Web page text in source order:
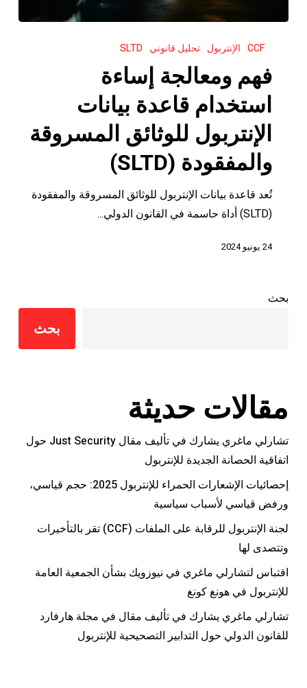
ومعالجة
إساءة
استخدام
قاعدة
بيانات
الإنتربول
للوثائق
والمفقودة
CCF الإنتربول تحليل قانوني SLTD
فهم ومعالجة إساءة
استخدام قاعدة بيانات
الإنتربول للوثائق المسروقة
والمفقودة (SLTD)
تُعد قاعدة بيانات الإنتربول للوثائق المسروقة والمفقودة
(SLTD) أداة حاسمة في القانون الدولي...
24 يونيو 2024
بحث
بحث
مقالات حديثة
تشارلي ماغري يشارك في تأليف مقال Just Security حول
اتفاقية الحصانة الجديدة للإنتربول
إحصائيات الإشعارات الحمراء للإنتربول 2025: حجم قياسي،
ورفض قياسي لأسباب سياسية
لجنة الإنتربول للرقابة على الملفات (CCF) تقر بالتأخيرات
وتتصدى لها
اقتباس لتشارلي ماغري في نيوزويك بشأن الجمعية العامة
للإنتربول في هونغ كونغ
تشارلي ماغري يشارك في تأليف مقال في مجلة هارفارد
للقانون الدولي حول التدابير التصحيحية للإنتربول